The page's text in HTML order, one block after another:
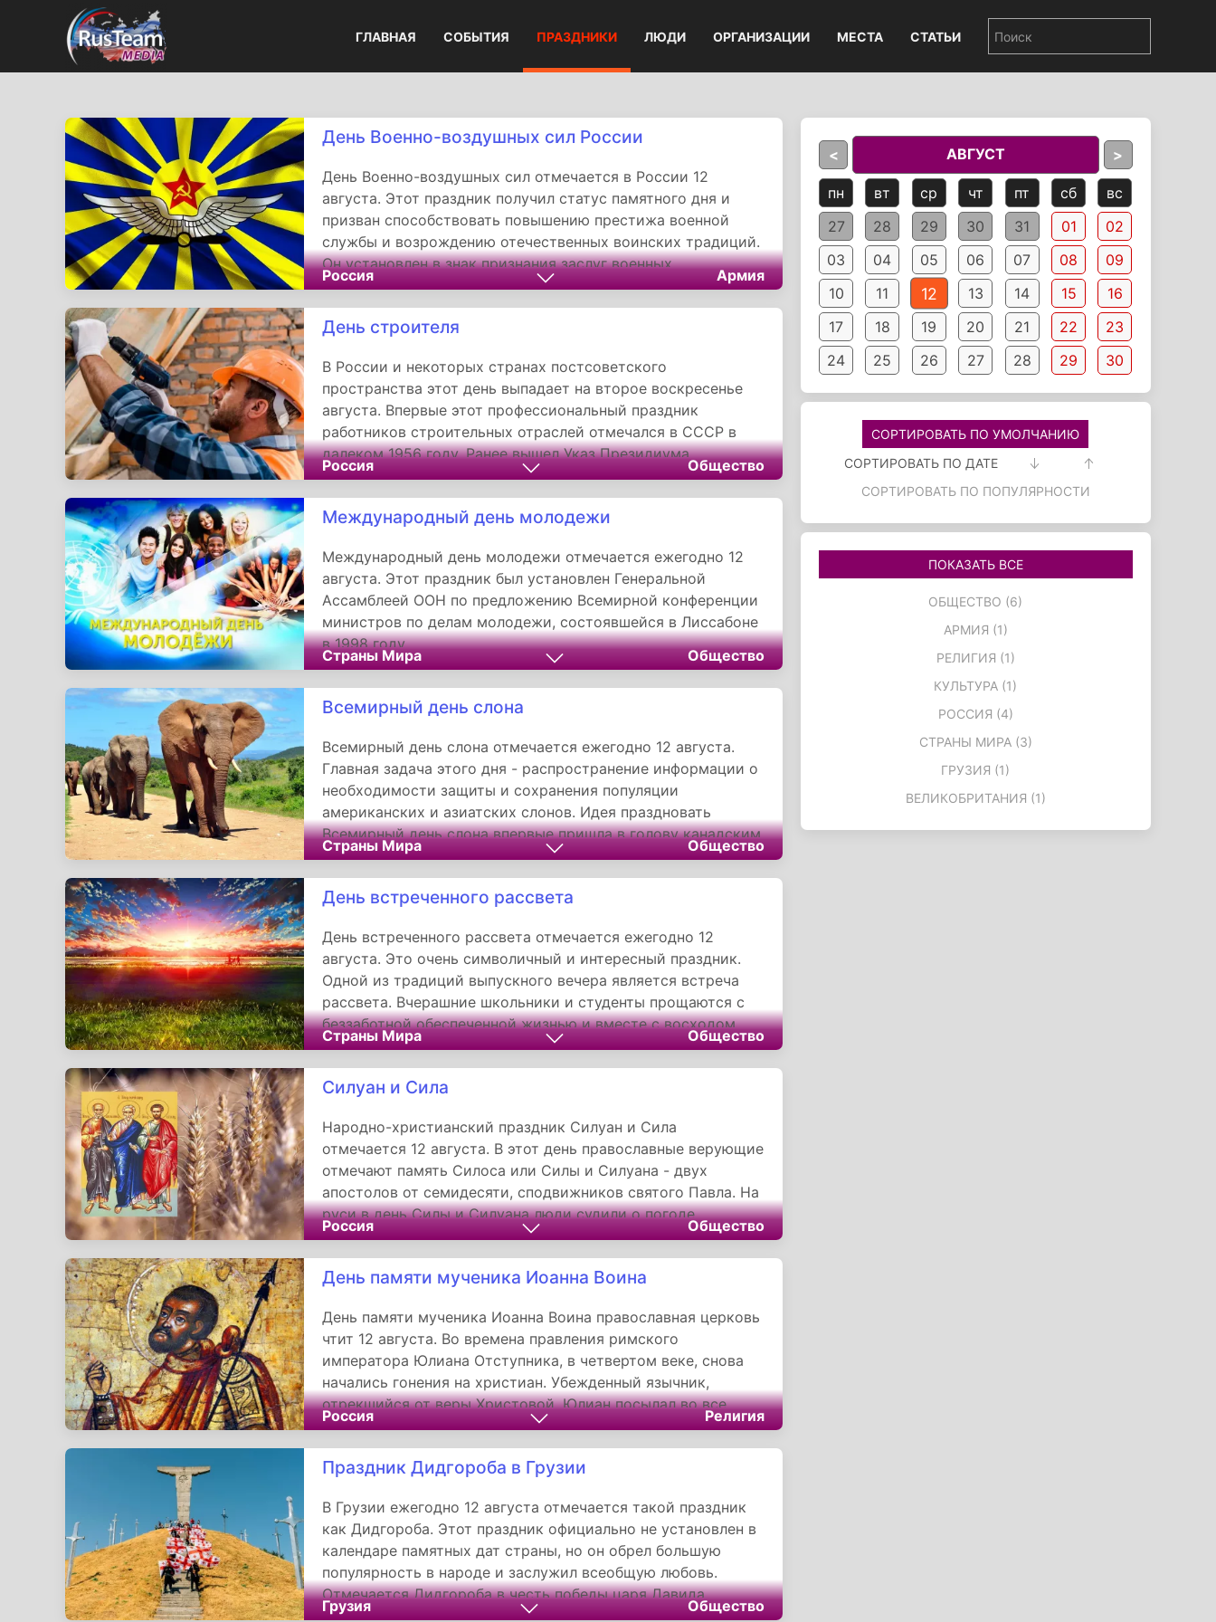
ГЛАВНАЯ СОБЫТИЯ ПРАЗДНИКИ ЛЮДИ ОРГАНИЗАЦИИ МЕСТА СТАТЬИ
День Военно-воздушных сил России
День Военно-воздушных сил отмечается в России 12
августа. Этот праздник получил статус памятного дня и
призван способствовать повышению престижа военной
службы и возрождению отечественных воинских традиций.
Он установлен в знак признания заслуг военных
специалистов в решении задач по обеспечению обороны и
безопасности государства.
Россия Армия
День строителя
В России и некоторых странах постсоветского
пространства этот день выпадает на второе воскресенье
августа. Впервые этот профессиональный праздник
работников строительных отраслей отмечался в СССР в
далеком 1956 году. Ранее вышел Указ Президиума
Верховного Совета СССР «Об установлении ежегодного
праздника Дня строителя».
Россия Общество
Международный день молодежи
Международный день молодежи отмечается ежегодно 12
августа. Этот праздник был установлен Генеральной
Ассамблеей ООН по предложению Всемирной конференции
министров по делам молодежи, состоявшейся в Лиссабоне
в 1998 году.
Страны Мира Общество
Всемирный день слона
Всемирный день слона отмечается ежегодно 12 августа.
Главная задача этого дня - распространение информации о
необходимости защиты и сохранения популяции
американских и азиатских слонов. Идея праздновать
Всемирный день слона впервые пришла в голову канадским
режиссерам Патрисии Симс и Майклу Кларку из Canazwest
Pictures и Сивапорну Дардарананде, генеральному
секретарю тайского Фонда реинтродукции слонов.
Страны Мира Общество
День встреченного рассвета
День встреченного рассвета отмечается ежегодно 12
августа. Это очень символичный и интересный праздник.
Одной из традиций выпускного вечера является встреча
рассвета. Вчерашние школьники и студенты прощаются с
беззаботной обеспеченной жизнью и вместе с восходом
солнца становятся уже другими, взрослыми и
самостоятельными людьми, которые еще не осознают всей
важности и ответственности предстоящих изменений в их
Страны Мира Общество
Силуан и Сила
Народно-христианский праздник Силуан и Сила
отмечается 12 августа. В этот день православные верующие
отмечают память Силоса или Силы и Силуана - двух
апостолов от семидесяти, сподвижников святого Павла. На
руси в день Силы и Силуана люди судили о погоде.
Например, считалось, что если день этот выдастся
прохладным и пасмурным, то дождя не стоит ждать. Зато
скорый дождь предвещало сильное мерцание звезд на
свою очередь, предвещал затяжные осадки.
Россия Общество
День памяти мученика Иоанна Воина
День памяти мученика Иоанна Воина православная церковь
чтит 12 августа. Во времена правления римского
императора Юлиана Отступника, в четвертом веке, снова
начались гонения на христиан. Убежденный язычник,
отрекшийся от веры Христовой, Юлиан посылал во все
концы своей необъятной империи воинов, чтобы они
беспощадно расправлялись с христианами, если те не
принесут жертвы языческим богам.
Россия Религия
Праздник Дидгороба в Грузии
В Грузии ежегодно 12 августа отмечается такой праздник
как Дидгороба. Этот праздник официально не установлен в
календаре памятных дат страны, но он обрел большую
популярность в народе и заслужил всеобщую любовь.
Отмечается Дидгороба в честь победы царя Давида
Строителя над армией сельджуков.
Грузия Общество
< АВГУСТ >
пн вт ср чт пт сб
вс
27
28 29 30 31 01
02
03
04 05 06 07 08
09
10
11 12 13 14 15
16
17
18 19 20 21 22
23
24
25 26 27 28 29 30
СОРТИРОВАТЬ ПО УМОЛЧАНИЮ
СОРТИРОВАТЬ ПО ДАТЕ
СОРТИРОВАТЬ ПО ПОПУЛЯРНОСТИ
ПОКАЗАТЬ ВСЕ
ОБЩЕСТВО (6)
АРМИЯ (1)
РЕЛИГИЯ (1)
КУЛЬТУРА (1)
РОССИЯ (4)
СТРАНЫ МИРА (3)
ГРУЗИЯ (1)
ВЕЛИКОБРИТАНИЯ (1)